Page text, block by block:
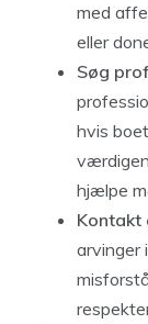
med
eller
Søg
hvis
hjælpe
Kontakt
arvinger